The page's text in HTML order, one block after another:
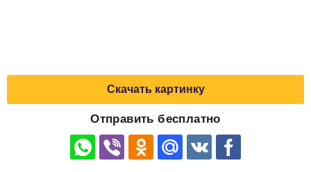
Скачать картинку
Отправить бесплатно